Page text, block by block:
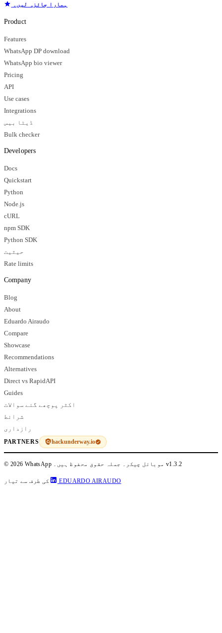
ہمارا جائزہ لیں۔
Product
Features
WhatsApp DP download
WhatsApp bio viewer
Pricing
API
Use cases
Integrations
ڈیٹا بیس
Bulk checker
Developers
Docs
Quickstart
Python
Node.js
cURL
npm SDK
Python SDK
حیثیت
Rate limits
Company
Blog
About
Eduardo Airaudo
Compare
Showcase
Recommendations
Alternatives
Direct vs RapidAPI
Guides
اکثر پوچھے گئے سوالات
شرائط
رازداری
PARTNERS hackunderway.io
© 2026 WhatsApp موبائل چیکر۔ جملہ حقوق محفوظ ہیں۔v1.3.2
کی طرف سے تیار EDUARDO AIRAUDO